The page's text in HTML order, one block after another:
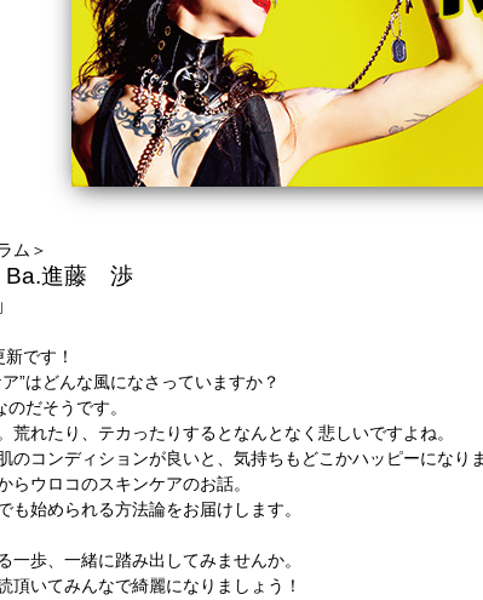
ム＞
Ba.進藤 渉
です！
”はどんな風になさっていますか？
のだそうです。
荒れたり、テカったりするとなんとなく悲しいですよね。
のコンディションが良いと、気持ちもどこかハッピーになりま
らウロコのスキンケアのお話。
も始められる方法論をお届けします。
一歩、一緒に踏み出してみませんか。
頂いてみんなで綺麗になりましょう！